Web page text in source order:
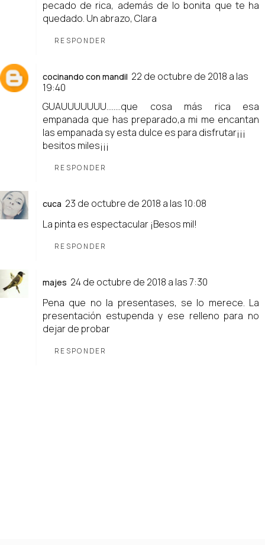
pecado de rica, además de lo bonita que te ha
quedado. Un abrazo, Clara
RESPONDER
cocinando con mandil 22 de octubre de 2018 a las
19:40
GUAUUUUUUU........que cosa más rica esa
empanada que has preparado,a mi me encantan
las empanada sy esta dulce es para disfrutar¡¡¡
besitos miles¡¡¡
RESPONDER
cuca 23 de octubre de 2018 a las 10:08
La pinta es espectacular ¡Besos mil!
RESPONDER
majes 24 de octubre de 2018 a las 7:30
Pena que no la presentases, se lo merece. La
presentación estupenda y ese relleno para no
dejar de probar
RESPONDER